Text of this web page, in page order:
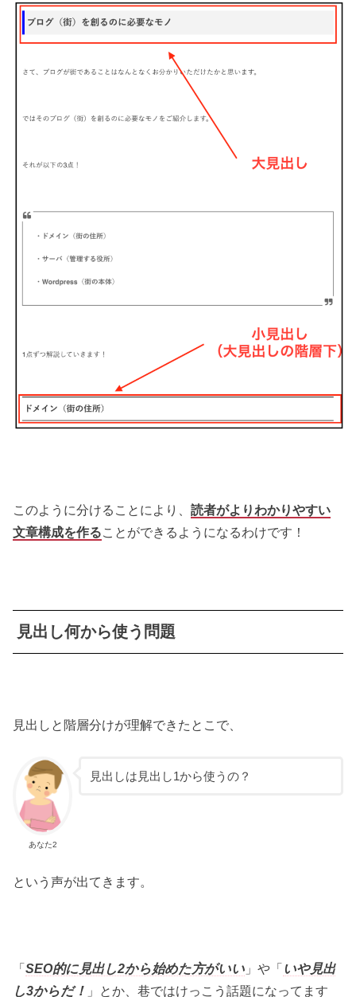
このように分けることにより、読者がよりわかりやすい
文章構成を作ることができるようになるわけです！
見出し何から使う問題
見出しと階層分けが理解できたとこで、
あなた2
見出しは見出し1から使うの？
という声が出てきます。
「SEO的に見出し2から始めた方がいい 」や「 いや見出
し3からだ！ 」とか、巷ではけっこう話題になってます